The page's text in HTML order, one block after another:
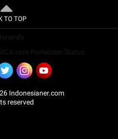
TO TOP
Indonesianer.com
reserved